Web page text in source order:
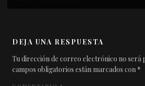
DEJA UNA RESPUESTA
Tu dirección de correo electrónico no será
campos obligatorios están marcados con *